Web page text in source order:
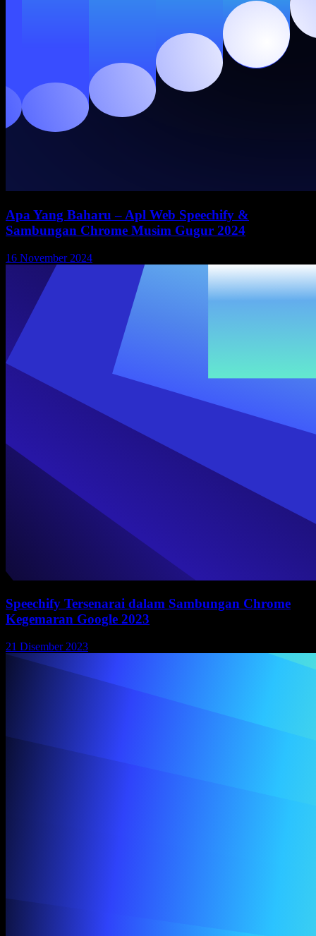
Apa Yang Baharu – Apl Web Speechify &
Sambungan Chrome Musim Gugur 2024
16 November 2024
Speechify Tersenarai dalam Sambungan Chrome
Kegemaran Google 2023
21 Disember 2023